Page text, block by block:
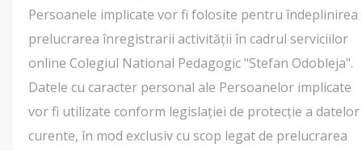
Persoanele implicate vor fi folosite pentru îndeplinirea
prelucrarea înregistrarii activității în cadrul serviciilor
online Colegiul National Pedagogic "Stefan Odobleja".
Datele cu caracter personal ale Persoanelor implicate
vor fi utilizate conform legislației de protecție a datelor
curente, în mod exclusiv cu scop legat de prelucrarea